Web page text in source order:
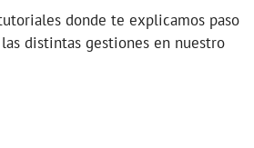
donde te explicamos paso
distintas gestiones en nuestro